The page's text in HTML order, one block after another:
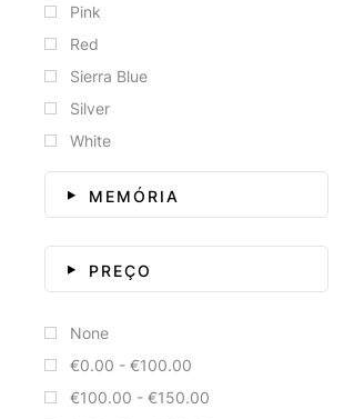
Pink
Red
Sierra Blue
Silver
White
MEMÓRIA
PREÇO
None
€0.00 - €100.00
€100.00 - €150.00